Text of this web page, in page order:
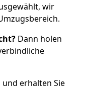
wir
Dann holen
und erhalten Sie